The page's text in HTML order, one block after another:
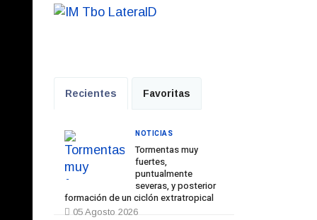
Recientes Favoritas
Tormentas muy
fuertes,
puntualmente
severas, y posterior
formación de un ciclón extratropical
05 Agosto 2026
NOTICIAS